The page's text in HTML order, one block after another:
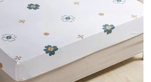
In Relief - 1
1 Persoana
- 1 Persoana
Copii
140x200cm
- 160x200cm
- 180x200cm
Pernă